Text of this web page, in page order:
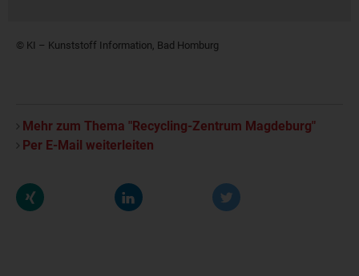
© KI – Kunststoff Information, Bad Homburg
Mehr zum Thema "Recycling-Zentrum Magdeburg"
Per E-Mail weiterleiten